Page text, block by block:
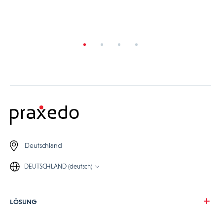
Deutschland
DEUTSCHLAND (deutsch)
LÖSUNG